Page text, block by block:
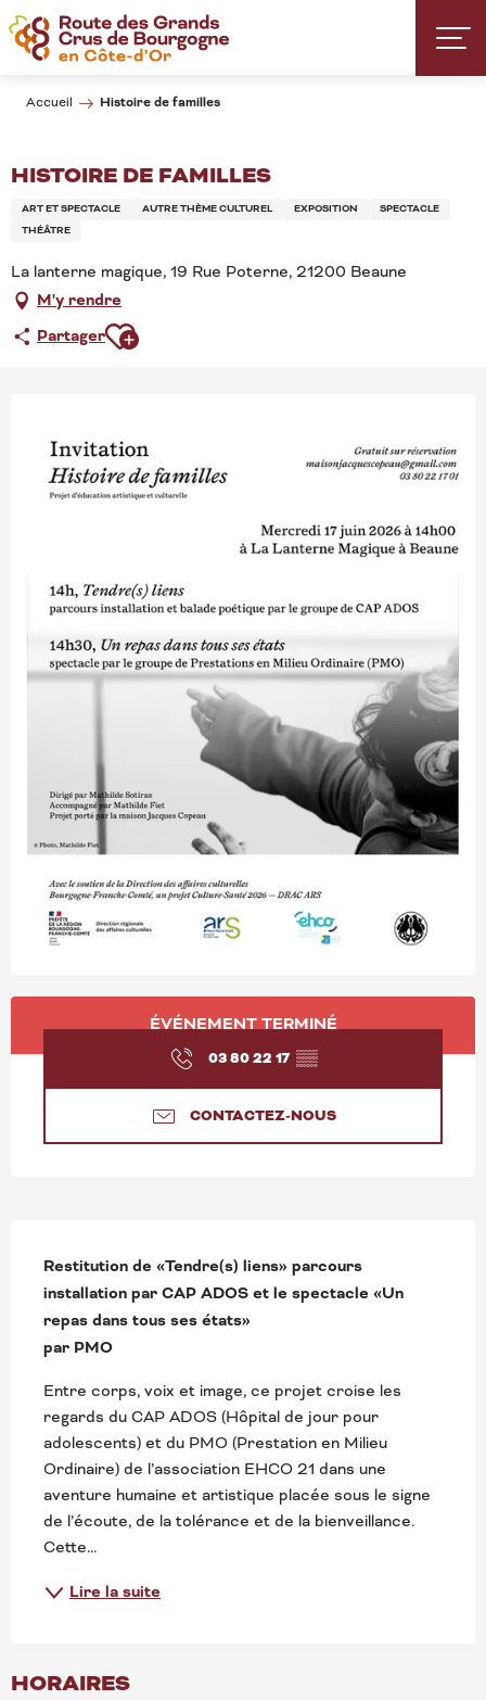
Aller
au
contenu
Accueil Histoire de familles
HISTOIRE DE FAMILLES
ART ET SPECTACLE AUTRE THÈME CULTUREL EXPOSITION
SPECTACLE
THÉÂTRE
La lanterne magique, 19 Rue Poterne, 21200 Beaune
M'y rendre
PartagerAjouter aux favoris
OUVERTURE ET
ÉVÉNEMENT TERMINÉ
03 80 22 17 ▒▒
CONTACTEZ-NOUS
DESCRIPTION
Restitution de «Tendre(s) liens» parcours
installation par CAP ADOS et le spectacle «Un
repas dans tous ses états»
par PMO
Entre corps, voix et image, ce projet croise les
regards du CAP ADOS (Hôpital de jour pour
adolescents) et du PMO (Prestation en Milieu
Ordinaire) de l’association EHCO 21 dans une
aventure humaine et artistique placée sous le signe
de l’écoute, de la tolérance et de la bienveillance.
Cette...
Lire la suite
HORAIRES